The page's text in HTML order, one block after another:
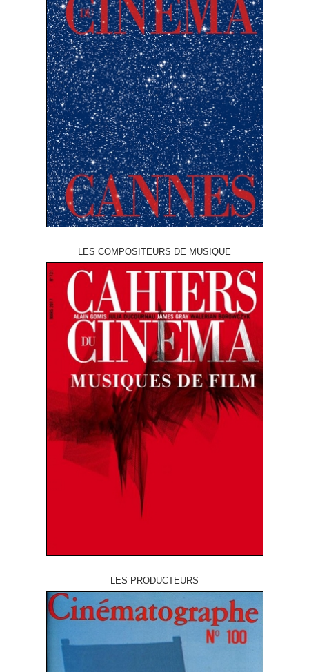
LES COMPOSITEURS DE MUSIQUE
LES PRODUCTEURS